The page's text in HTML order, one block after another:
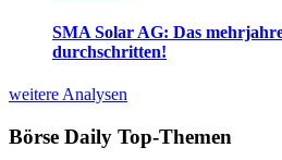
SMA Solar AG: Das
durchschritten!
weitere Analysen
Börse Daily Top-Themen